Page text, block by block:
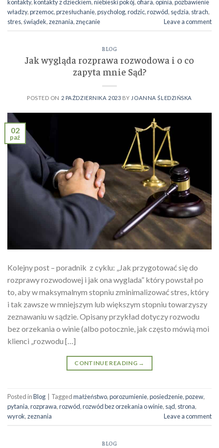
kontakty, kontakty z dzieckiem,niebieski pokój,ofiara,opinia,pozbawienie
władzy,przemoc,przesłuchanie,psycholog,rodzic,rozwód, sędzia, strach,
stres,świądek,zeznania,znęcanie Leave a comment
BLOG
Jak wygląda rozprawa rozwodowa i o co
zapyta mnie Sąd?
POSTED ON 2 PAŹDZIERNIKA 2023 BY JOANNA ŚLEDZIŃSKA
02
paź
Kolejny post – poradnik z cyklu: „Jak przygotować się do
rozprawy rozwodowej i jak ona wyglada” który powstał po
to, aby w maksymalnym stopniu zminimalizować stres, który
i tak zawsze w mniejszym lub większym stopniu towarzyszy
zeznawaniu w sądzie. Opisany przykład dotyczy rozwodu
bez orzekania o winie (albo potocznie, jak często mówią moi
klienci „rozwodu […]
CONTINUE READING →
Posted inBlog Taggedmałżeństwo,porozumienie,posiedzenie,pozew,
pytania,rozprawa,rozwód,rozwód bez orzekania o winie, sąd, strona,
wyrok,zeznania Leave a comment
BLOG